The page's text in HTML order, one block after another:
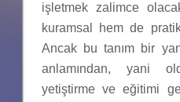
işletmek zalimce
kuramsal hem de
Ancak bu tanım bir
anlamından, yani
yetiştirme ve eğitimi